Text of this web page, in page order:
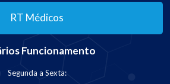
RT Médicos
Funcionamento
Segunda a Sexta: